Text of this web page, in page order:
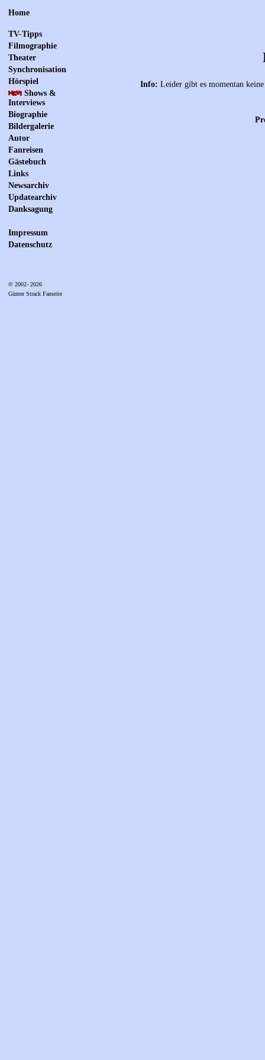
Home
TV-Tipps
Filmographie
Theater
Synchronisation
Hörspiel
Shows &
Interviews
Biographie
Bildergalerie
Autor
Fanreisen
Gästebuch
Links
Newsarchiv
Updatearchiv
Danksagung
Impressum
Datenschutz
© 2002- 2026
Günter Strack Fanseite
Info: Leider gibt es momentan